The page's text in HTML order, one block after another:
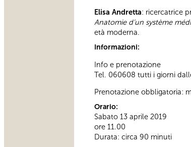
Elisa Andretta: ricercatrice
Anatomie d’un système
età moderna.
Informazioni:
Info e prenotazione
Tel. 060608 tutti i giorni
Prenotazione obbligatoria:
Orario:
Sabato 13 aprile 2019
ore 11.00
Durata: circa 90 minuti